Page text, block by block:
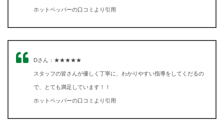
ホットペッパーの口コミより引用
Dさん：★★★★★
スタッフの皆さんが優しく丁寧に、わかりやすい指導をしてくだるの
で、とても満足しています！！
ホットペッパーの口コミより引用